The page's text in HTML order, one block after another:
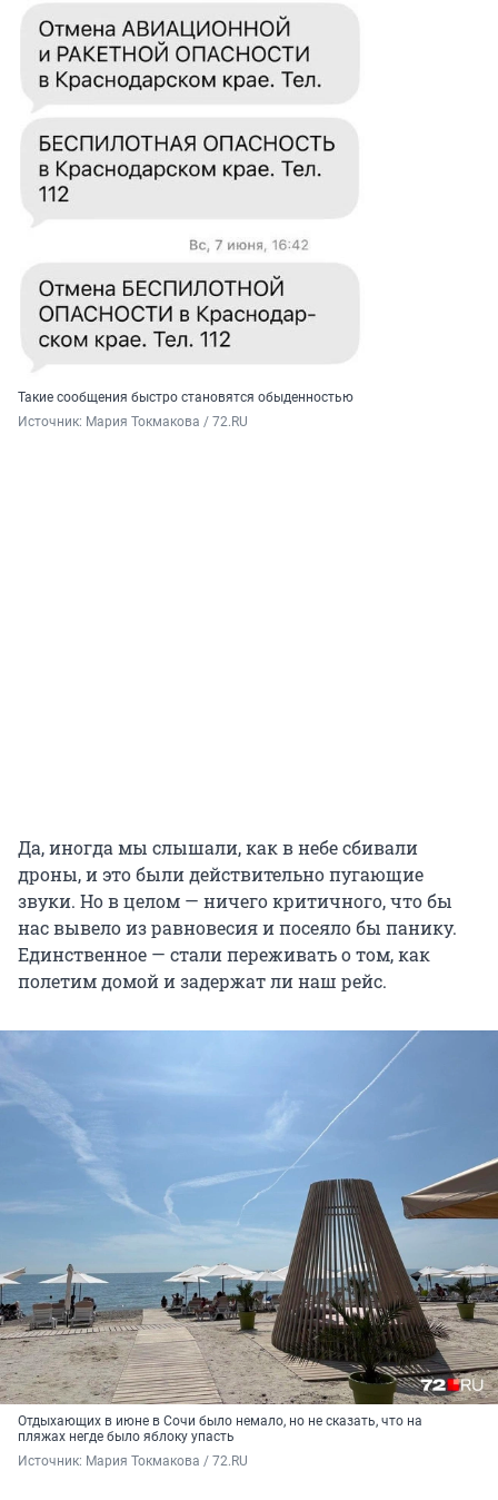
Такие сообщения быстро становятся обыденностью
Источник: Мария Токмакова / 72.RU
Да, иногда мы слышали, как в небе сбивали
дроны, и это были действительно пугающие
звуки. Но в целом — ничего критичного, что бы
нас вывело из равновесия и посеяло бы панику.
Единственное — стали переживать о том, как
полетим домой и задержат ли наш рейс.
Отдыхающих в июне в Сочи было немало, но не сказать, что на
пляжах негде было яблоку упасть
Источник: Мария Токмакова / 72.RU